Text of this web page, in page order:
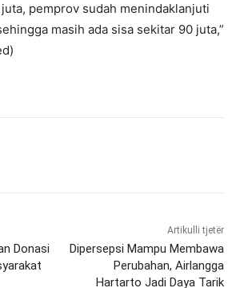
pemprov sudah menindaklanjuti
masih ada sisa sekitar 90 juta,”
Donasi
Artikulli tjetër
Dipersepsi Mampu Membawa
Perubahan, Airlangga
Hartarto Jadi Daya Tarik